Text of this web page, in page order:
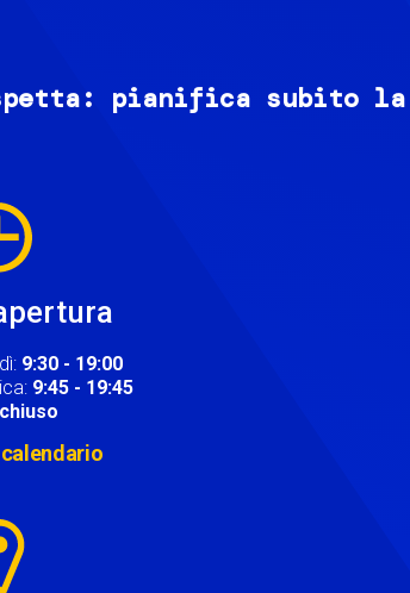
pianifica subito
9:30 - 19:00
9:45 - 19:45
chiuso